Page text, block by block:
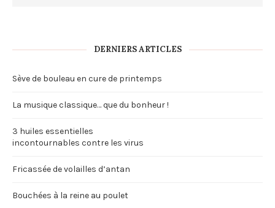
DERNIERS ARTICLES
Sève de bouleau en cure de printemps
La musique classique… que du bonheur !
3 huiles essentielles
incontournables contre les virus
Fricassée de volailles d’antan
Bouchées à la reine au poulet